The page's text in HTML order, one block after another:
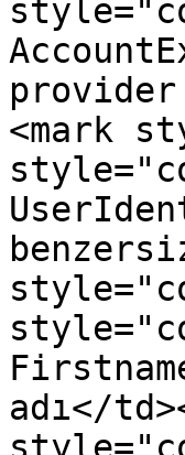
<mark
adı</